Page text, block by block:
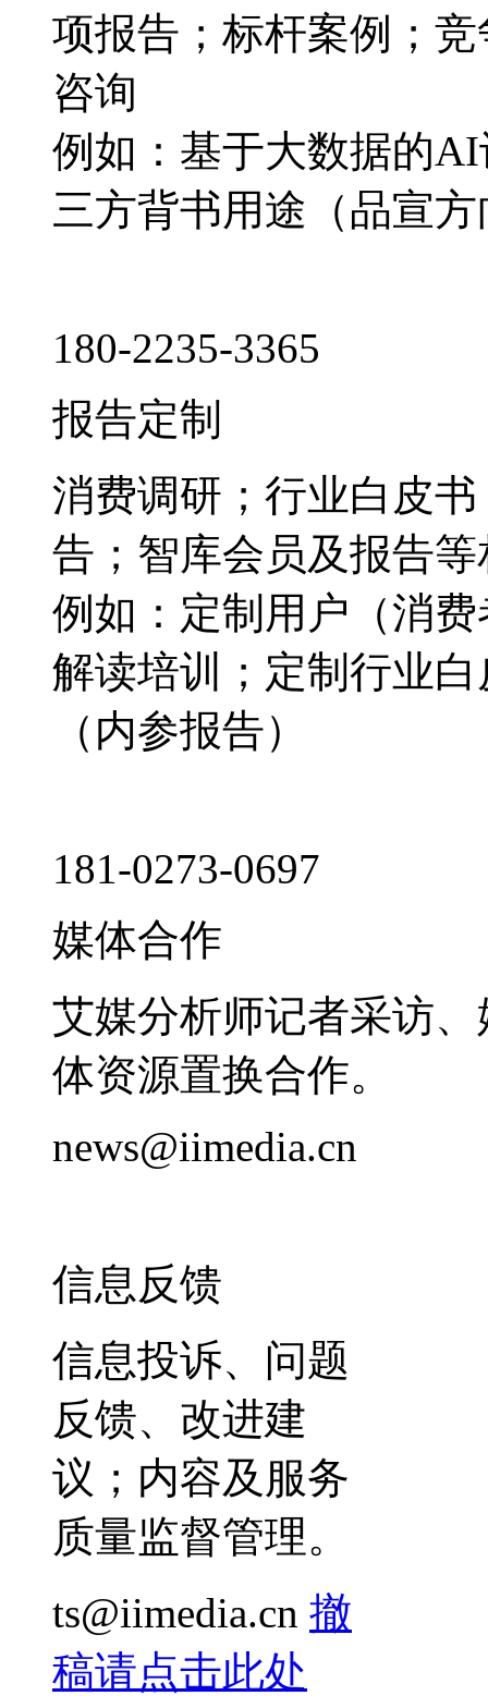
项报告；标杆案例；
咨询
例如：基于大数据的
三方背书用途（品宣
180-2235-3365
报告定制
消费调研；行业白皮
告；智库会员及报告
例如：定制用户（消
解读培训；定制行业
（内参报告）
181-0273-0697
媒体合作
艾媒分析师记者采访
体资源置换合作。
news@iimedia.cn
信息反馈
信息投诉、问题
反馈、改进建
议；内容及服务
质量监督管理。
ts@iimedia.cn 撤
稿请点击此处